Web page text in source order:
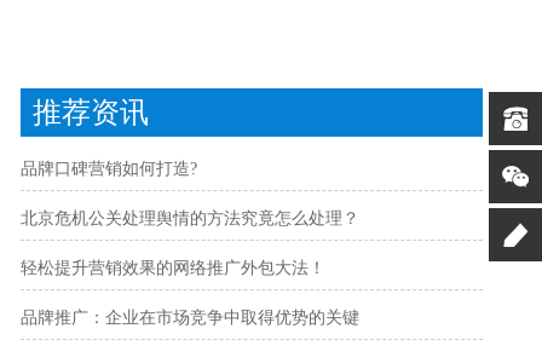
推荐资讯
品牌口碑营销如何打造?
北京危机公关处理舆情的方法究竟怎么处理？
轻松提升营销效果的网络推广外包大法！
品牌推广：企业在市场竞争中取得优势的关键